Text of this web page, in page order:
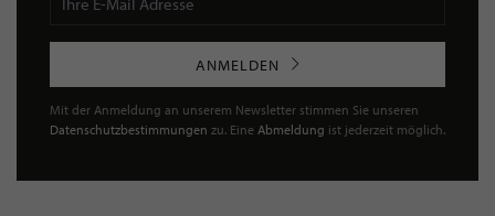
ANMELDEN
Mit der Anmeldung an unserem Newsletter stimmen Sie unseren
Datenschutzbestimmungen zu. Eine Abmeldung ist jederzeit möglich.